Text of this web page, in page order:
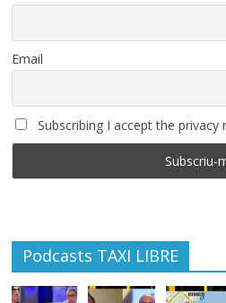
Email
Subscribing I accept the privacy
Podcasts TAXI LIBRE